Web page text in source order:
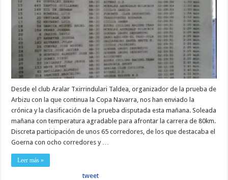
Desde el club Aralar Txirrindulari Taldea, organizador de la prueba de
Arbizu con la que continua la Copa Navarra, nos han enviado la
crónica y la clasificación de la prueba disputada esta mañana. Soleada
mañana con temperatura agradable para afrontar la carrera de 80km.
Discreta participación de unos 65 corredores, de los que destacaba el
Goerna con ocho corredores y …
Leer más »
tweet